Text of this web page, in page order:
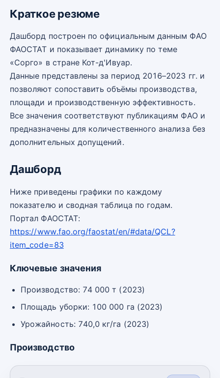
Краткое резюме
Дашборд построен по официальным данным ФАО
ФАОСТАТ и показывает динамику по теме
«Сорго» в стране Кот-д'Ивуар.
Данные представлены за период 2016–2023 гг. и
позволяют сопоставить объёмы производства,
площади и производственную эффективность.
Все значения соответствуют публикациям ФАО и
предназначены для количественного анализа без
дополнительных допущений.
Дашборд
Ниже приведены графики по каждому
показателю и сводная таблица по годам.
Портал ФАОСТАТ:
https://www.fao.org/faostat/en/#data/QCL?
item_code=83
Ключевые значения
Производство: 74 000 т (2023)
Площадь уборки: 100 000 га (2023)
Урожайность: 740,0 кг/га (2023)
Производство